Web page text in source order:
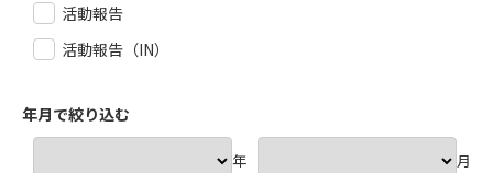
活動報告
活動報告（IN）
年月で絞り込む
年 月